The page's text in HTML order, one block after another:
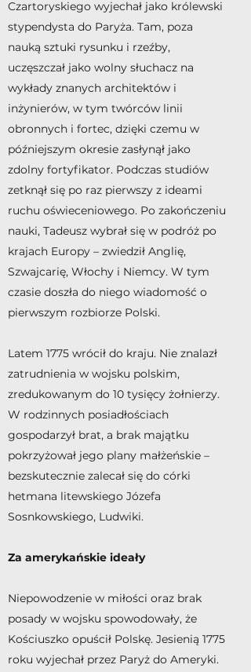
Czartoryskiego wyjechał jako królewski
stypendysta do Paryża. Tam, poza
nauką sztuki rysunku i rzeźby,
uczęszczał jako wolny słuchacz na
wykłady znanych architektów i
inżynierów, w tym twórców linii
obronnych i fortec, dzięki czemu w
późniejszym okresie zasłynął jako
zdolny fortyfikator. Podczas studiów
zetknął się po raz pierwszy z ideami
ruchu oświeceniowego. Po zakończeniu
nauki, Tadeusz wybrał się w podróż po
krajach Europy – zwiedził Anglię,
Szwajcarię, Włochy i Niemcy. W tym
czasie doszła do niego wiadomość o
pierwszym rozbiorze Polski.
Latem 1775 wrócił do kraju. Nie znalazł
zatrudnienia w wojsku polskim,
zredukowanym do 10 tysięcy żołnierzy.
W rodzinnych posiadłościach
gospodarzył brat, a brak majątku
pokrzyżował jego plany małżeńskie –
bezskutecznie zalecał się do córki
hetmana litewskiego Józefa
Sosnkowskiego, Ludwiki.
Za amerykańskie ideały
Niepowodzenie w miłości oraz brak
posady w wojsku spowodowały, że
Kościuszko opuścił Polskę. Jesienią 1775
roku wyjechał przez Paryż do Ameryki.